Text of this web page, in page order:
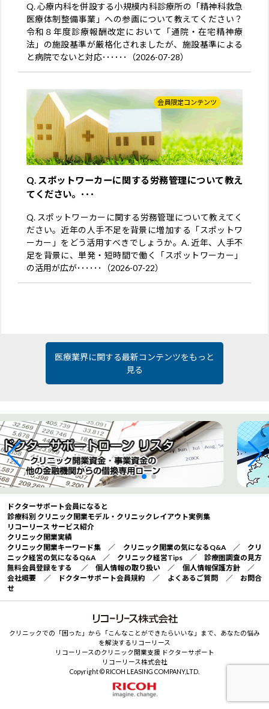
Q. 心療内科を併設する小規模内科診療所の「精神科救急
医療体制整備事業」への参画について教えてください？
令和８年度診療報酬改定において「通院・在宅精神療
法」の施設基準が厳格化されましたが、施設基準による
と病院でないと対応･･････（2026-07-28）
会員限定コンテンツ
Q. スポットワーカーに関する労務管理について教え
てください。･･･
Q. スポットワーカーに関する労務管理について教えてく
ださい。近年の人手不足を背景に増加する「スポットワ
ーカー」をどう活用すべきでしょうか。A. 近年、人手不
足を背景に、単発・短時間で働く「スポットワーカー」
の活用が広が･･････（2026-07-22）
医療業界に関する最新コンテンツをもっと
見る
ドクターサポート会員になると
診療科別 クリニック開業モデル・クリニックレイアウト実例集
リコーリース サービス紹介
クリニック開業実績
クリニック開業キーワード集 ／ クリニック開業の気になるQ&A／ クリ
ニック経営の気になるQ&A／ クリニック経営Tips／ 診療圏調査の見方
無料会員登録をする
／ 個人情報の取り扱い ／ 個人情報保護方針 ／
会社概要 ／ ドクターサポート会員規約 ／ よくあるご質問 ／ お問合
せ
クリニックでの「困った」から「こんなことができたらいいな」まで、あなたの悩み
を解決するリコーリース
リコーリースのクリニック開業支援 ドクターサポート
リコーリース株式会社
Copyright © RICOH LEASING COMPANY,LTD.